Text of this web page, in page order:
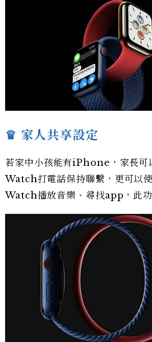
♛ 家人共享設定
若家中小孩能有iPhone，家長
Watch打電話保持聯繫，更可以
Watch播放音樂、尋找app，此功